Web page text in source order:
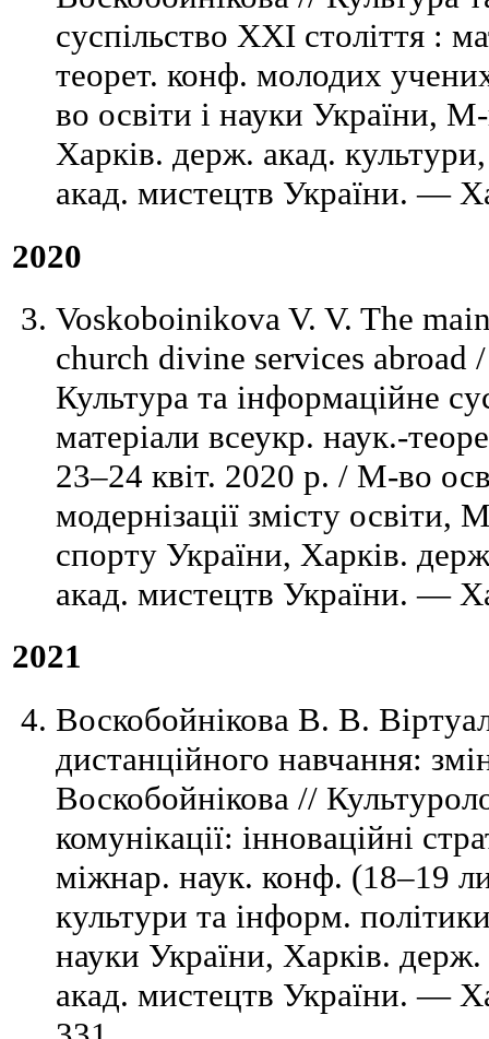
суспільство ХХІ століття :
теорет. конф. молодих
во освіти і науки України,
Харків. держ. акад.
акад. мистецтв України. —
2020
Voskoboinikova V. V. The
church divine services abroad
Культура та інформаційне
матеріали всеукр. наук.-
23–24 квіт. 2020 р. / М-во
модернізації змісту освіти,
спорту України, Харків.
акад. мистецтв України. —
2021
Воскобойнікова В. В.
дистанційного навчання:
Воскобойнікова //
комунікації: інноваційні
міжнар. наук. конф. (18–19
культури та інформ.
науки України, Харків.
акад. мистецтв України. —